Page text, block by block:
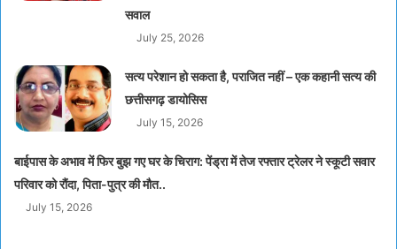
सवाल
July 25, 2026
सत्य परेशान हो सकता है, पराजित नहीं – एक कहानी सत्य की
छत्तीसगढ़ डायोसिस
July 15, 2026
बाईपास के अभाव में फिर बुझ गए घर के चिराग: पेंड्रा में तेज रफ्तार ट्रेलर ने स्कूटी सवार
परिवार को रौंदा, पिता-पुत्र की मौत..
July 15, 2026